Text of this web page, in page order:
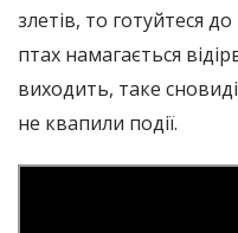
злетів, то готуйтеся
птах намагається
виходить, таке
не квапили події.